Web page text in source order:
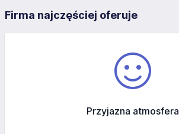
Firma najczęściej oferuje
Przyjazna atmosfera